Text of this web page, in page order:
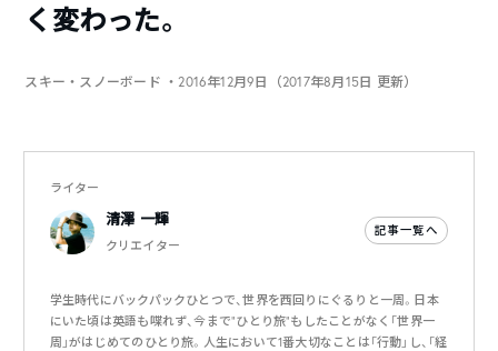
く変わった。
スキー・スノーボード ・2016年12月9日（2017年8月15日 更新）
ライター
清澤 一輝
クリエイター
記事一覧へ
学生時代にバックパックひとつで、世界を西回りにぐるりと一周。日本
にいた頃は英語も喋れず、今まで”ひとり旅”もしたことがなく「世界一
周」がはじめてのひとり旅。人生において1番大切なことは「行動」し、「経